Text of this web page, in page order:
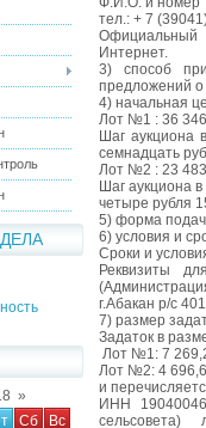
»
Сб
Вс
тел.: + 7
Официальный
Интернет.
3) способ
предложений
4) начальная
Лот №1 : 36 346
Шаг аукциона
семнадцать
Лот №2 : 23 483
Шаг аукциона
четыре рубля
5) форма
6) условия и
Сроки и
Реквизиты
г.Абакан р/с
7) размер
Задаток в
Лот №1: 7
Лот №2: 4
и
ИНН